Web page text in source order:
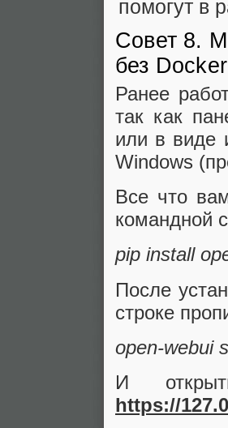
Совет 8.
без Docker
Ранее
так как
или в виде
Windows
Все что
командной
pip install
После
строке
open-webui
И
https://